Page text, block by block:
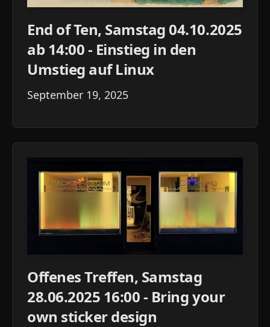
End of Ten, Samstag 04.10.2025
ab 14:00 - Einstieg in den
Umstieg auf Linux
September 19, 2025
Offenes Treffen, Samstag
28.06.2025 16:00 - Bring your
own sticker design